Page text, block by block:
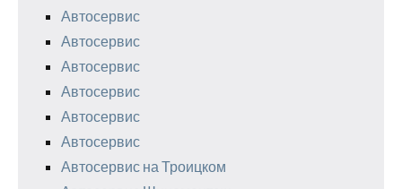
Автосервис
Автосервис
Автосервис
Автосервис
Автосервис
Автосервис
Автосервис на Троицком